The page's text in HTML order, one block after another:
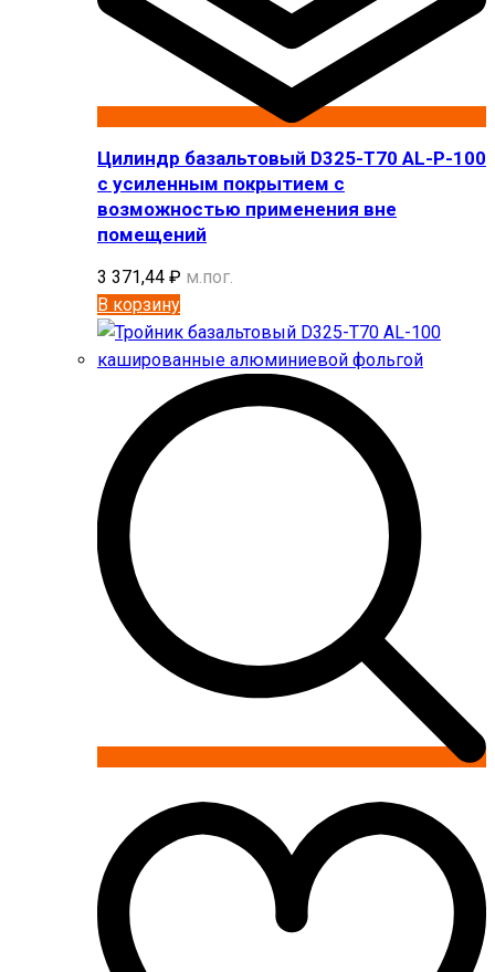
Цилиндр базальтовый D325-T70 AL-P-100
с усиленным покрытием с
возможностью применения вне
помещений
3 371,44 ₽ м.пог.
В корзину